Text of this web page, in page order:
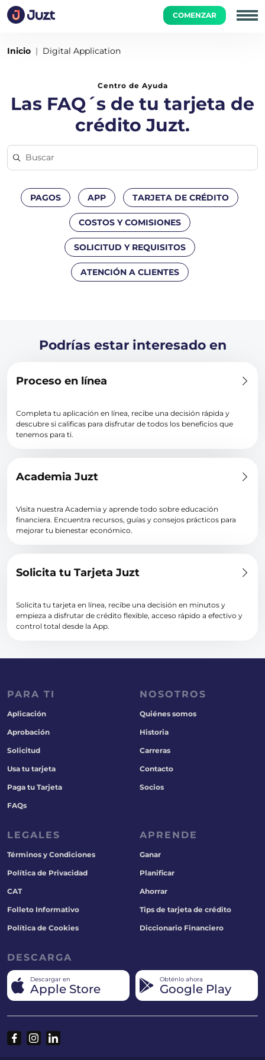
COMENZAR
Inicio Digital Application
Centro de Ayuda
Las FAQ´s de tu tarjeta de
crédito Juzt.
PAGOS APP TARJETA DE CRÉDITO
COSTOS Y COMISIONES
SOLICITUD Y REQUISITOS
ATENCIÓN A CLIENTES
Podrías estar interesado en
Proceso en línea
Completa tu aplicación en línea, recibe una decisión rápida y
descubre si calificas para disfrutar de todos los beneficios que
tenemos para ti.
Academia Juzt
Visita nuestra Academia y aprende todo sobre educación
financiera. Encuentra recursos, guías y consejos prácticos para
mejorar tu bienestar económico.
Solicita tu Tarjeta Juzt
Solicita tu tarjeta en línea, recibe una decisión en minutos y
empieza a disfrutar de crédito flexible, acceso rápido a efectivo y
control total desde la App.
PARA TI
Aplicación
Aprobación
Solicitud
Usa tu tarjeta
Paga tu Tarjeta
FAQs
NOSOTROS
Quiénes somos
Historia
Carreras
Contacto
Socios
LEGALES
Términos y Condiciones
Política de Privacidad
CAT
Folleto Informativo
Política de Cookies
APRENDE
Ganar
Planificar
Ahorrar
Tips de tarjeta de crédito
Diccionario Financiero
DESCARGA
Descargar en
Apple Store
Obténlo ahora
Google Play